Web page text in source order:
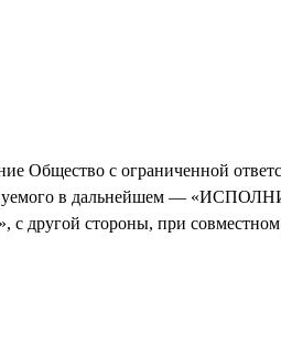
Общество с ограниченной
в дальнейшем —
с другой стороны, при